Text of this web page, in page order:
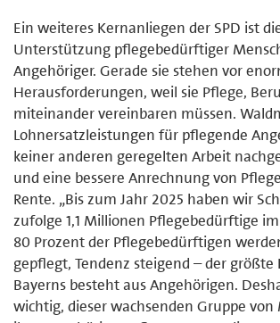
Ein weiteres Kernanliegen der SPD ist
Unterstützung pflegebedürftiger
Angehöriger. Gerade sie stehen vor
Herausforderungen, weil sie Pflege,
miteinander vereinbaren müssen.
Lohnersatzleistungen für pflegende
keiner anderen geregelten Arbeit
und eine bessere Anrechnung von
Rente. „Bis zum Jahr 2025 haben wir
zufolge 1,1 Millionen Pflegebedürftige
80 Prozent der Pflegebedürftigen
gepflegt, Tendenz steigend – der größte
Bayerns besteht aus Angehörigen.
wichtig, dieser wachsenden Gruppe von